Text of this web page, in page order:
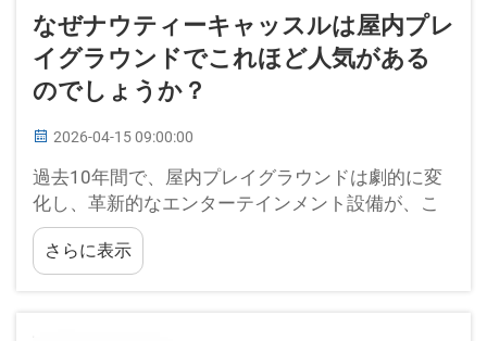
なぜナウティーキャッスルは屋内プレ
イグラウンドでこれほど人気がある
のでしょうか？
2026-04-15 09:00:00
過去10年間で、屋内プレイグラウンドは劇的に変
化し、革新的なエンターテインメント設備が、こ
れまで以上に子どもたちの想像力を引きつけてい
ます。ファミリーエンターテインメントセンター
に登場した中でも、特に魅力的なアトラクション
さらに表示